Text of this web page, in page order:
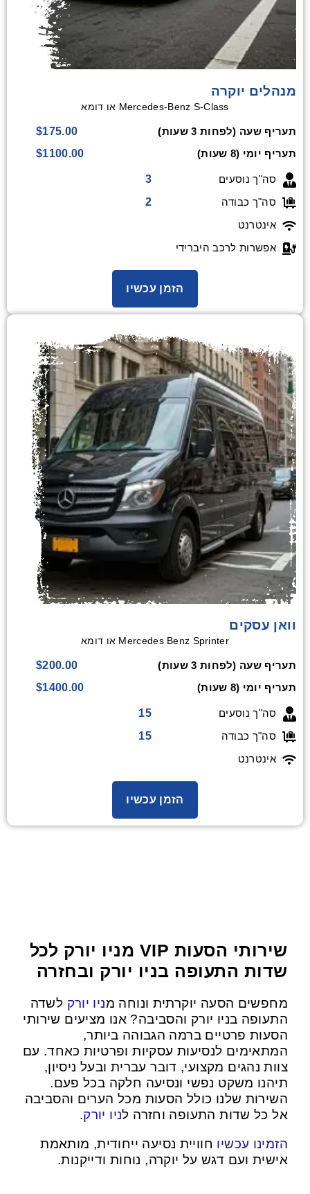
מנהלים יוקרה
Mercedes-Benz S-Class או דומא
תעריף שעה (לפחות 3 שעות)
$175.00
תעריף יומי (8 שעות)
$1100.00
סה"ך נוסעים
3
סה"ך כבודה
2
אינטרנט
אפשרות לרכב היברידי
הזמן עכשיו
וואן עסקים
Mercedes Benz Sprinter או דומא
תעריף שעה (לפחות 3 שעות)
$200.00
תעריף יומי (8 שעות)
$1400.00
סה"ך נוסעים
15
סה"ך כבודה
15
אינטרנט
הזמן עכשיו
שירותי הסעות VIP מניו יורק לכל
שדות התעופה בניו יורק ובחזרה
מחפשים הסעה יוקרתית ונוחה מניו יורק לשדה
התעופה בניו יורק והסביבה? אנו מציעים שירותי
הסעות פרטיים ברמה הגבוהה ביותר,
המתאימים לנסיעות עסקיות ופרטיות כאחד. עם
צוות נהגים מקצועי, דובר עברית ובעל ניסיון,
תיהנו משקט נפשי ונסיעה חלקה בכל פעם.
השירות שלנו כולל הסעות מכל הערים והסביבה
אל כל שדות התעופה וחזרה לניו יורק.
הזמינו עכשיו חוויית נסיעה ייחודית, מותאמת
אישית ועם דגש על יוקרה, נוחות ודייקנות.